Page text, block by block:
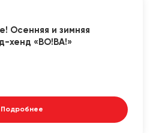
Осенняя и зимняя
хенд «ВО!ВА!»
Подробнее